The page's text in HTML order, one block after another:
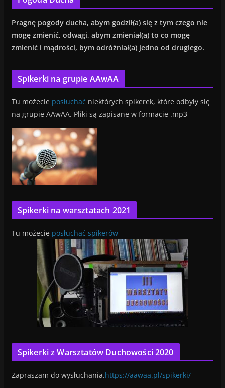
Pragnę pogody ducha, abym godził(a) się z tym czego nie
mogę zmienić, odwagi, abym zmieniał(a) to co mogę
zmienić i mądrości, bym odróżniał(a) jedno od drugiego.
Spikerki na grupie AAwAA
Tu możecie posłuchać niektórych spikerek, które odbyły się
na grupie AAwAA. Pliki są zapisane w formacie .mp3
Spikerki na warsztatach 2021
Tu możecie posłuchać spikerów
Spikerki z Warsztatów Duchowości 2020
Zapraszam do wysłuchania.https://aawaa.pl/spikerki/